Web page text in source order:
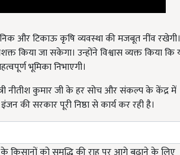
किया जा सकेगा। उन्होंने विश्वास व्यक्त किया कि यह
भूमिका निभाएगी।
नीतीश कुमार जी के हर सोच और संकल्प के केंद्र में
की सरकार पूरी निष्ठा से कार्य कर रही है।
के लिए।
किसानों को समृद्धि की राह पर आगे बढ़ाने के लिए